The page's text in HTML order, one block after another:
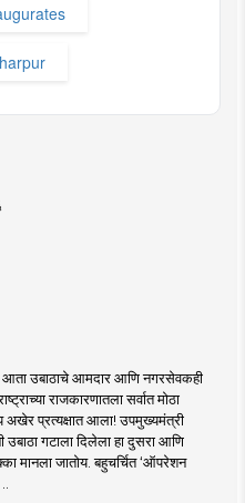
आता उबाठाचे आमदार आणि नगरसेवकही
राजकारणातला सर्वात मोठा
प्रत्यक्षात आला! उपमुख्यमंत्री
उबाठा गटाला दिलेला हा दुसरा आणि
मानला जातोय. बहुचर्चित ‘ऑपरेशन